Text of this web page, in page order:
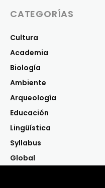
CATEGORÍAS
Cultura
Academia
Biología
Ambiente
Arqueología
Educación
Lingüística
Syllabus
Global